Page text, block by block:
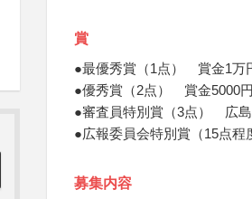
賞
●最優秀賞（1点） 賞金1万
●優秀賞（2点） 賞金5000
●審査員特別賞（3点） 広
●広報委員会特別賞（15点
募集内容